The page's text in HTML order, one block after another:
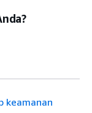
keamanan